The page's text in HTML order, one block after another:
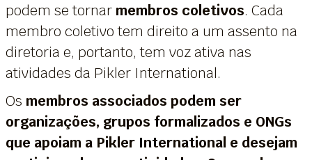
podem se tornar membros coletivos. Cada
membro coletivo tem direito a um assento na
diretoria e, portanto, tem voz ativa nas
atividades da Pikler International.
Os membros associados podem ser
organizações, grupos formalizados e ONGs
que apoiam a Pikler International e desejam